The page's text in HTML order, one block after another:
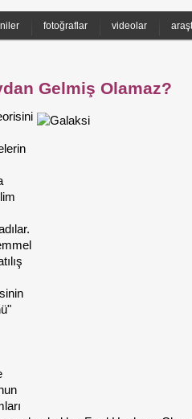
fotoğraflar videolar
Gelmiş Olamaz?